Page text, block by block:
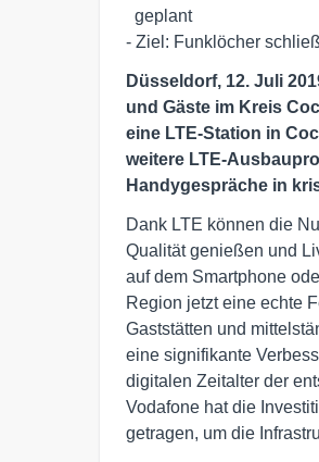
- Ziel: Funklöcher
Düsseldorf, 12. Juli
und Gäste im Kreis
eine LTE-Station in
weitere LTE-
Handygespräche in
Dank LTE können die
Qualität genießen und
auf dem Smartphone
Region jetzt eine echte
Gaststätten und
eine signifikante
digitalen Zeitalter der
Vodafone hat die
getragen, um die